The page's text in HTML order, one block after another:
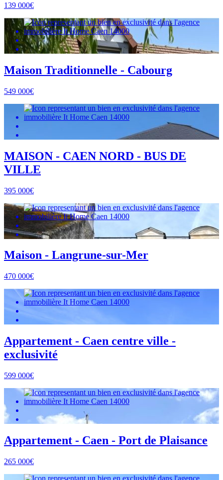
139 000€
Maison Traditionnelle - Cabourg
549 000€
MAISON - CAEN NORD - BUS DE
VILLE
395 000€
Maison - Langrune-sur-Mer
470 000€
Appartement - Caen centre ville -
exclusivité
599 000€
Appartement - Caen - Port de Plaisance
265 000€